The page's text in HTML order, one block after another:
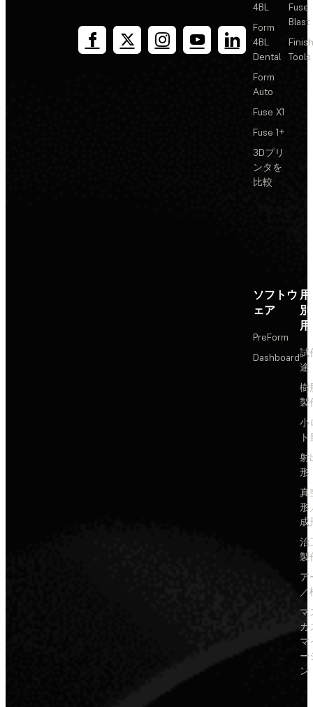
4BL
Form
4BL
Dental
Form
Auto
Fuse X1
Fuse 1+
3Dプリ
ンタを
比較
Fuse
Blast
Tools
ソフトウ
ェア
PreForm
Dashboard試
途
樹
製
小
射
形
真
形
成
治
製
ア
／
マ
カ
マ
ー
ン